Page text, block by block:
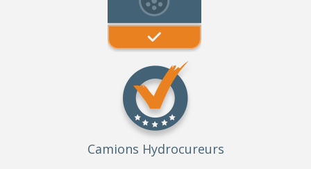
Camions Hydrocureurs